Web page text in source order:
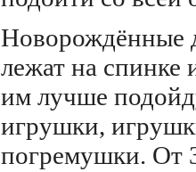
Новорождённые
лежат на спинке
им лучше
игрушки,
погремушки. От